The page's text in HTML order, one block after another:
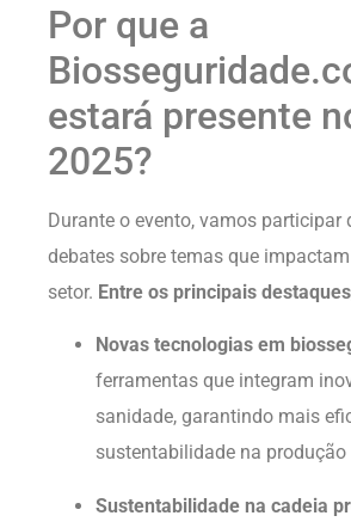
Por que a
estará presente
2025?
Durante o evento, vamos participar
debates sobre temas que
setor. Entre os principais destaques
Novas tecnologias em
ferramentas que integram
sanidade, garantindo mais
sustentabilidade na produção
Sustentabilidade na cadeia